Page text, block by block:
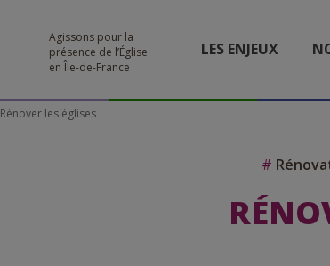
Agissons pour la
présence de l’Église
en Île-de-France
LES ENJEUX
Rénover les églises
#